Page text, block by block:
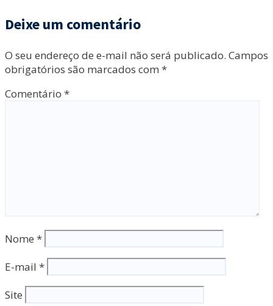
Deixe um comentário
O seu endereço de e-mail não será publicado. Campos
obrigatórios são marcados com *
Comentário *
Nome *
E-mail *
Site